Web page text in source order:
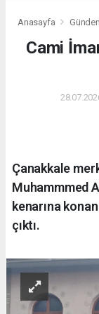
Anasayfa
Cami
Çanakkale
Muhammmed
kenarına
çıktı.